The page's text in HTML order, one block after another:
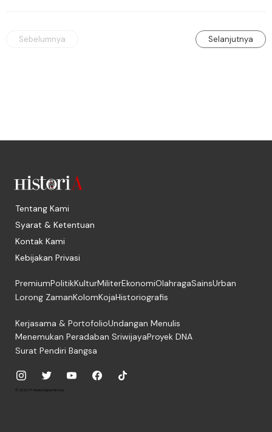
Sebelumnya Selanjutnya
Tentang Kami
Syarat & Ketentuan
Kontak Kami
Kebijakan Privasi
PremiumPolitikKulturMiliterEkonomiOlahragaSainsUrban
Lorong ZamanKolomKojaHistoriografis
Kerjasama & PortofolioUndangan Menulis
Menemukan Peradaban SriwijayaProyek DNA
Surat Pendiri Bangsa
© 2026, PT. Media Digital Historia.